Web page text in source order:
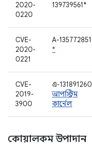
2020-
0220
139739561*
CVE-
2020-
0221
A-135772851
*
CVE-
2019-
3900
এ-131891260
আপস্ট্রিম
কার্নেল
কোয়ালকম উপাদান